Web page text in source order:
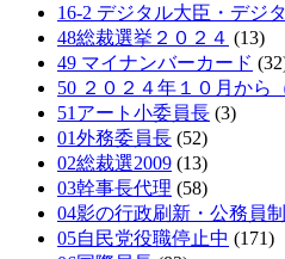
16-2 デジタル大臣・デジ
48総裁選挙２０２４ (13)
49 マイナンバーカード
50 ２０２４年１０月から
51アート小委員長 (3)
01外務委員長 (52)
02総裁選2009 (13)
03幹事長代理 (58)
04影の行政刷新・公務員
05自民党役職停止中 (171)